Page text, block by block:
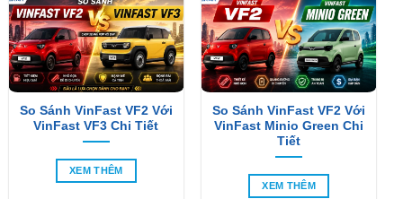
So Sánh VinFast VF2 Với
VinFast VF3 Chi Tiết
XEM THÊM
So Sánh VinFast VF2 Với
VinFast Minio Green Chi
Tiết
XEM THÊM